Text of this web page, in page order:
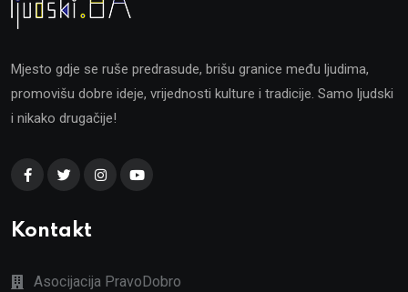
Mjesto gdje se ruše predrasude, brišu granice među ljudima,
promovišu dobre ideje, vrijednosti kulture i tradicije. Samo ljudski
i nikako drugačije!
Kontakt
Asocijacija PravoDobro